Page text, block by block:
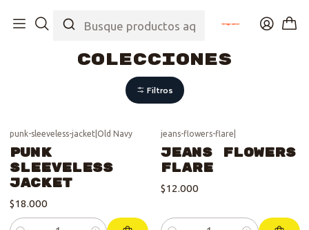
Colecciones
Filtros
punk-sleeveless-jacket| Old Navy
Punk
Sleeveless
Jacket
$18.000
jeans-flowers-flare
Jeans Flowers
Flare
$12.000